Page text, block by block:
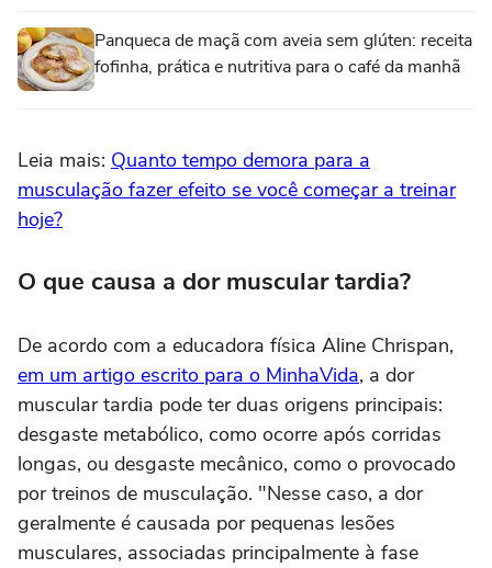
Panqueca de maçã com aveia sem glúten: receita
fofinha, prática e nutritiva para o café da manhã
Leia mais: Quanto tempo demora para a
musculação fazer efeito se você começar a treinar
hoje?
O que causa a dor muscular tardia?
De acordo com a educadora física Aline Chrispan,
em um artigo escrito para o MinhaVida, a dor
musculartardia pode ter duas origens principais:
desgaste metabólico, como ocorre após corridas
longas, ou desgaste mecânico, como o provocado
por treinos de musculação. "Nesse caso, a dor
geralmente é causada por pequenas lesões
musculares, associadas principalmente à fase